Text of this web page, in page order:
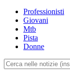
Professionisti
Giovani
Mtb
Pista
Donne